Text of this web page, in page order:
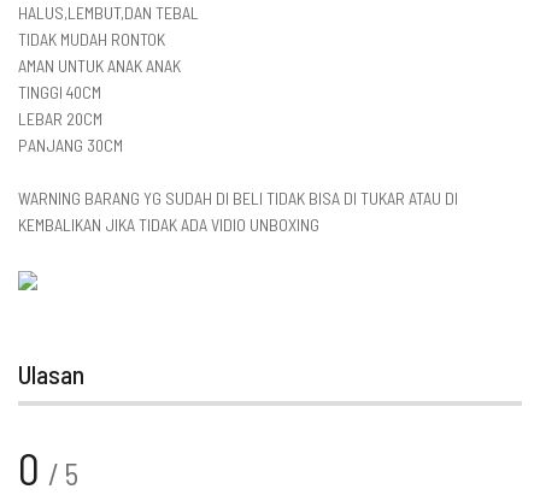
HALUS,LEMBUT,DAN TEBAL
TIDAK MUDAH RONTOK
AMAN UNTUK ANAK ANAK
TINGGI 40CM
LEBAR 20CM
PANJANG 30CM
WARNING BARANG YG SUDAH DI BELI TIDAK BISA DI TUKAR ATAU DI
KEMBALIKAN JIKA TIDAK ADA VIDIO UNBOXING
Ulasan
0 / 5